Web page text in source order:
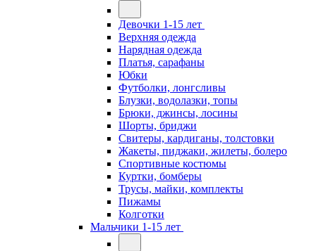
Девочки 1-15 лет
Верхняя одежда
Нарядная одежда
Платья, сарафаны
Юбки
Футболки, лонгсливы
Блузки, водолазки, топы
Брюки, джинсы, лосины
Шорты, бриджи
Свитеры, кардиганы, толстовки
Жакеты, пиджаки, жилеты, болеро
Спортивные костюмы
Куртки, бомберы
Трусы, майки, комплекты
Пижамы
Колготки
Мальчики 1-15 лет